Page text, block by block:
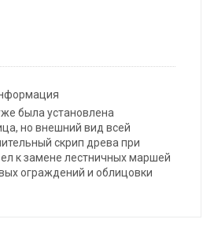
была установлена
но внешний вид всей
скрип древа при
к замене лестничных маршей
ограждений и облицовки